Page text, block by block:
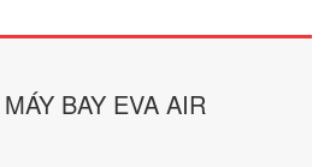
BAY EVA AIR